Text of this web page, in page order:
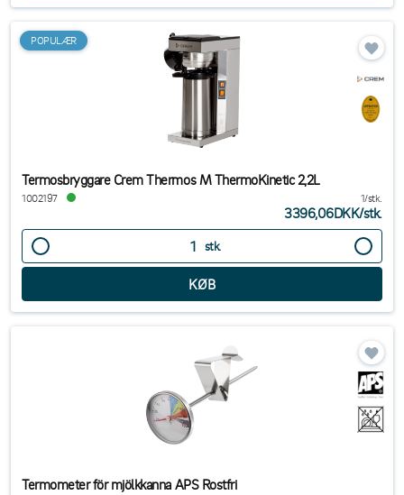
POPULÆR
Termosbryggare Crem Thermos M ThermoKinetic 2,2L
1002197 1/stk.
3396,06DKK/stk.
stk.
Termometer för mjölkkanna APS Rostfri